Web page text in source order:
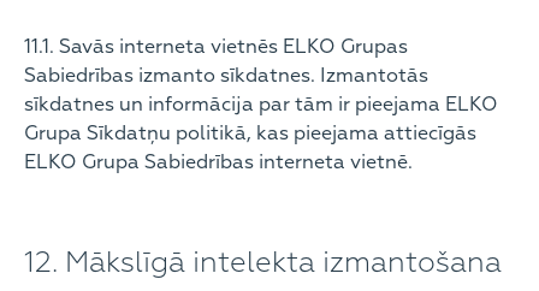
11.1. Savās interneta vietnēs ELKO Grupas
Sabiedrības izmanto sīkdatnes. Izmantotās
sīkdatnes un informācija par tām ir pieejama ELKO
Grupa Sīkdatņu politikā, kas pieejama attiecīgās
ELKO Grupa Sabiedrības interneta vietnē.
12. Mākslīgā intelekta izmantošana